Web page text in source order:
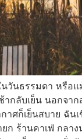
นธรรมดา หรือ
ากลับเย็น นอก
าศก็เย็นสบาย
ร้านคาเฟ่ กลา